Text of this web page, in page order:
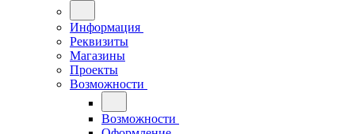
Информация
Реквизиты
Магазины
Проекты
Возможности
Возможности